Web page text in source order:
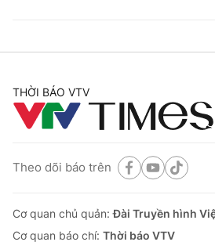
THỜI BÁO VTV
Theo dõi báo trên
Cơ quan chủ quản:Đài Truyền hình
Cơ quan báo chí: Thời báo VTV